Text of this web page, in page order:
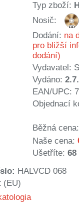
Typ zboží:
Nosič:
Dodání: na
pro bližší
dodání)
Vydavatel:
Vydáno:
EAN/UPC:
Objednací
Běžná cena:
Naše cena:
Ušetříte: 68
HALVCD 068
(EU)